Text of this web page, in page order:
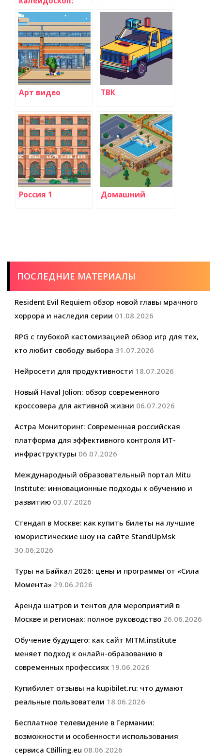
искусство и
культура на
экране
Арт видео ТВК
Россия 1 Домашний
ПОСЛЕДНИЕ МАТЕРИАЛЫ
Resident Evil Requiem обзор новой главы мрачного
хоррора и наследия серии 01.08.2026
RPG с глубокой кастомизацией обзор игр для тех,
кто любит свободу выбора 31.07.2026
Нейросети для продуктивности 18.07.2026
Новый Haval Jolion: обзор современного
кроссовера для активной жизни 06.07.2026
Астра Мониторинг: Современная российская
платформа для эффективного контроля ИТ-
инфраструктуры 06.07.2026
Международный образовательный портал Mitu
Institute: инновационные подходы к обучению и
развитию 03.07.2026
Стендап в Москве: как купить билеты на лучшие
юмористические шоу на сайте StandUpMsk
30.06.2026
Туры на Байкал 2026: цены и программы от «Сила
Момента» 29.06.2026
Аренда шатров и тентов для мероприятий в
Москве и регионах: полное руководство 26.06.2026
Обучение будущего: как сайт MITM.institute
меняет подход к онлайн-образованию в
современных профессиях 19.06.2026
Купибилет отзывы на kupibilet.ru: что думают
реальные пользователи 18.06.2026
Бесплатное телевидение в Германии:
возможности и особенности использования
сервиса CBilling.eu 08.06.2026